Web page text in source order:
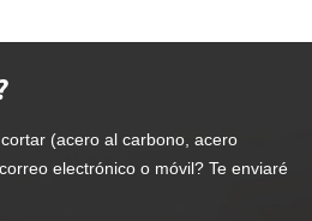
(acero al carbono, acero
electrónico o móvil? Te enviaré